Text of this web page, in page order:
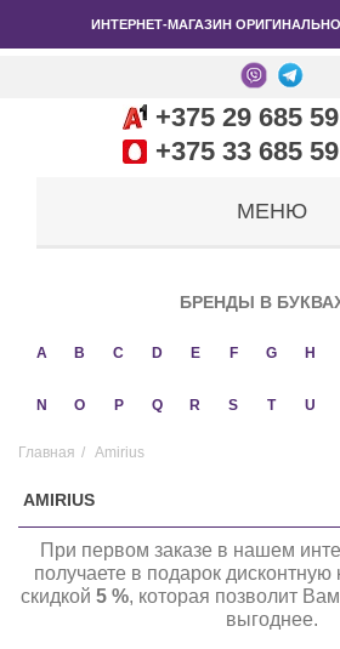
ИНТЕРНЕТ-МАГАЗИН
+375 29 685
+375 33 685
МЕНЮ
БРЕНДЫ В
A B C D E F G H
N O P Q R S T U
Главная / Amirius
AMIRIUS
При первом заказе в нашем
получаете в подарок дисконтную
скидкой 5 %, которая позволит
выгоднее.